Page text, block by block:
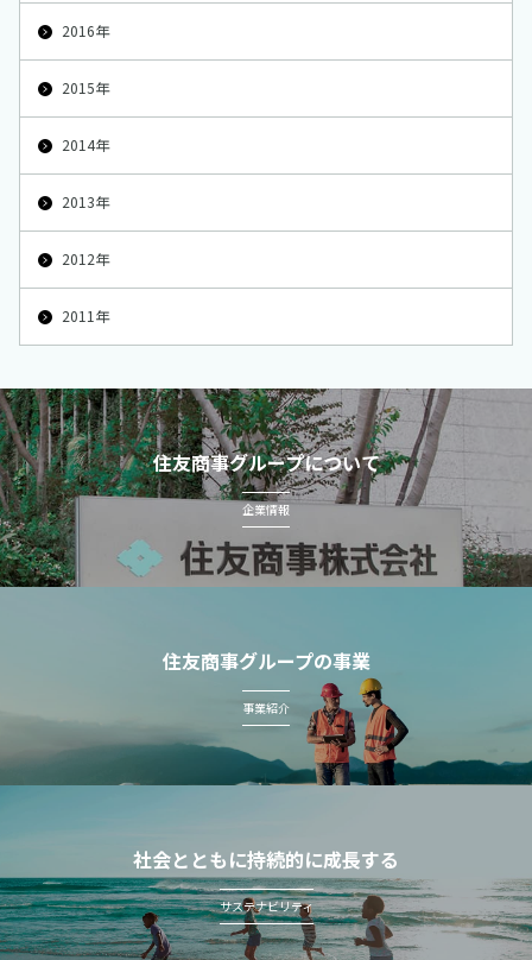
2016年
2015年
2014年
2013年
2012年
2011年
住友商事グループについて
企業情報
住友商事グループの事業
事業紹介
社会とともに持続的に成長する
サステナビリティ